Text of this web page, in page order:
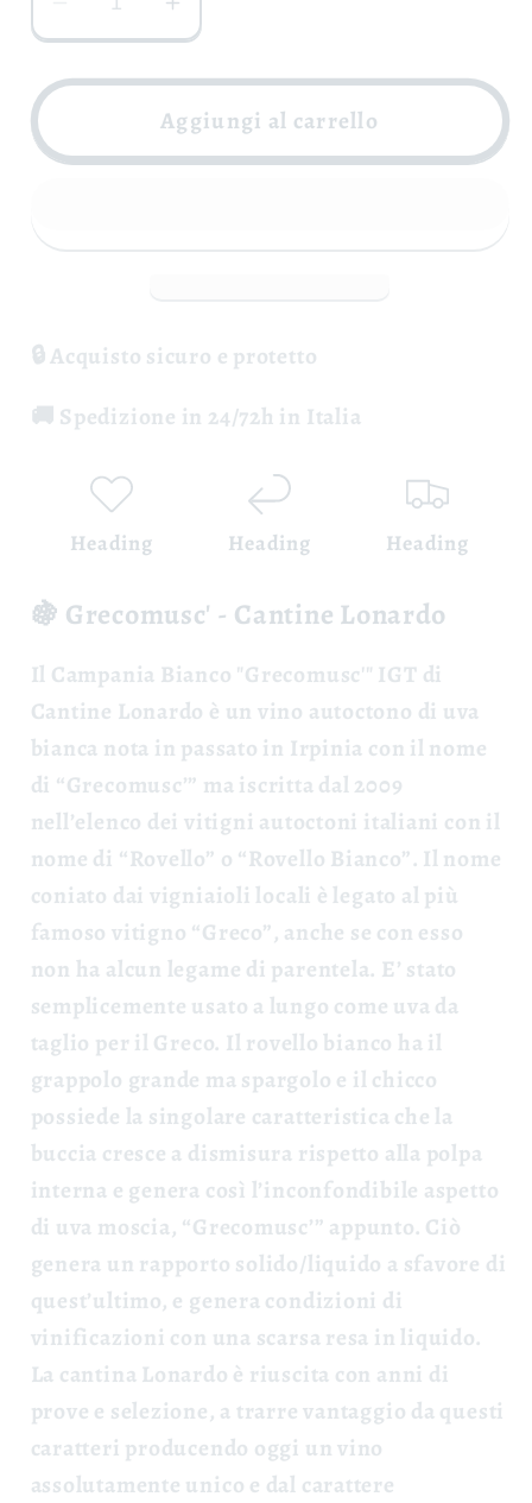
Diminuisci
quantità
per
Campania
Bianco
Aumenta
quantità
per
Campania
Aggiungi al carrello
🔒 Acquisto sicuro e protetto
🚚 Spedizione in 24/72h in Italia
Heading Heading Heading
🍇 Grecomusc' - Cantine Lonardo
Il Campania Bianco "Grecomusc'" IGT di
Cantine Lonardo è un vino autoctono di uva
bianca nota in passato in Irpinia con il nome
di “Grecomusc’” ma iscritta dal 2009
nell’elenco dei vitigni autoctoni italiani con il
nome di “Rovello” o “Rovello Bianco”. Il nome
coniato dai vigniaioli locali è legato al più
famoso vitigno “Greco”, anche se con esso
non ha alcun legame di parentela. E’ stato
semplicemente usato a lungo come uva da
taglio per il Greco. Il rovello bianco ha il
grappolo grande ma spargolo e il chicco
possiede la singolare caratteristica che la
buccia cresce a dismisura rispetto alla polpa
interna e genera così l’inconfondibile aspetto
di uva moscia, “Grecomusc’” appunto. Ciò
genera un rapporto solido/liquido a sfavore di
quest’ultimo, e genera condizioni di
vinificazioni con una scarsa resa in liquido.
La cantina Lonardo è riuscita con anni di
prove e selezione, a trarre vantaggio da questi
caratteri producendo oggi un vino
assolutamente unico e dal carattere